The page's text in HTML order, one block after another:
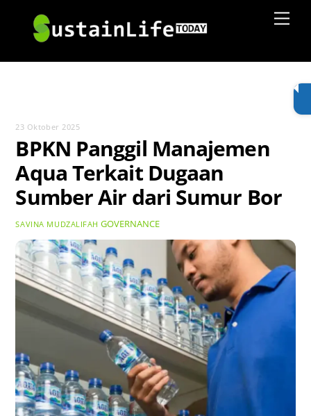
content
23 Oktober 2025
BPKN Panggil Manajemen
Aqua Terkait Dugaan
Sumber Air dari Sumur Bor
SAVINA MUDZALIFAH GOVERNANCE